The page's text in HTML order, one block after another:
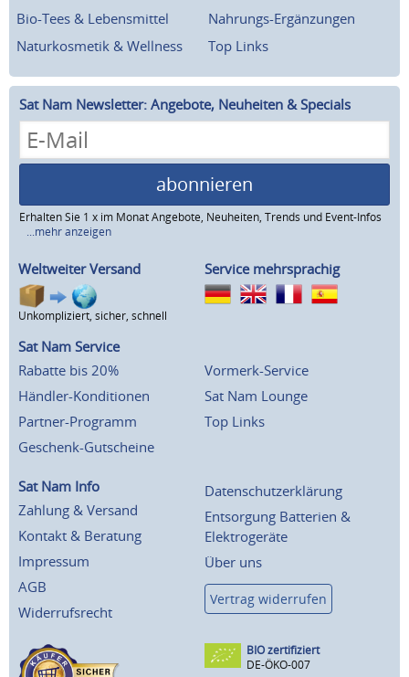
Bio-Tees & Lebensmittel
Nahrungs-Ergänzungen
Naturkosmetik & Wellness
Top Links
Sat Nam Newsletter: Angebote, Neuheiten & Specials
abonnieren
Erhalten Sie 1 x im Monat Angebote, Neuheiten, Trends und Event-Infos
...mehr anzeigen
Weltweiter Versand
Unkompliziert, sicher, schnell
Service mehrsprachig
Sat Nam Service
Rabatte bis 20%
Händler-Konditionen
Partner-Programm
Geschenk-Gutscheine
Vormerk-Service
Sat Nam Lounge
Top Links
Sat Nam Info
Zahlung & Versand
Kontakt & Beratung
Impressum
AGB
Widerrufsrecht
Datenschutzerklärung
Entsorgung Batterien &
Elektrogeräte
Über uns
Vertrag widerrufen
BIO zertifiziert
DE-ÖKO-007